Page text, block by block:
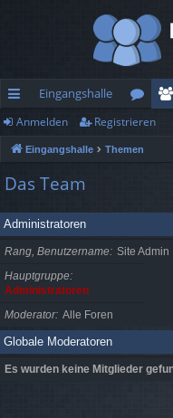
ch
ne
llz
ug
f
Eingangshalle
or
en
r
Anmelden Registrieren
Eingangshalle Themen
Das Team
Administratoren
Rang, Benutzername Site Admin
Hauptgruppe
Administratoren
Moderator Alle Foren
Globale Moderatoren
Es wurden keine Mitglieder